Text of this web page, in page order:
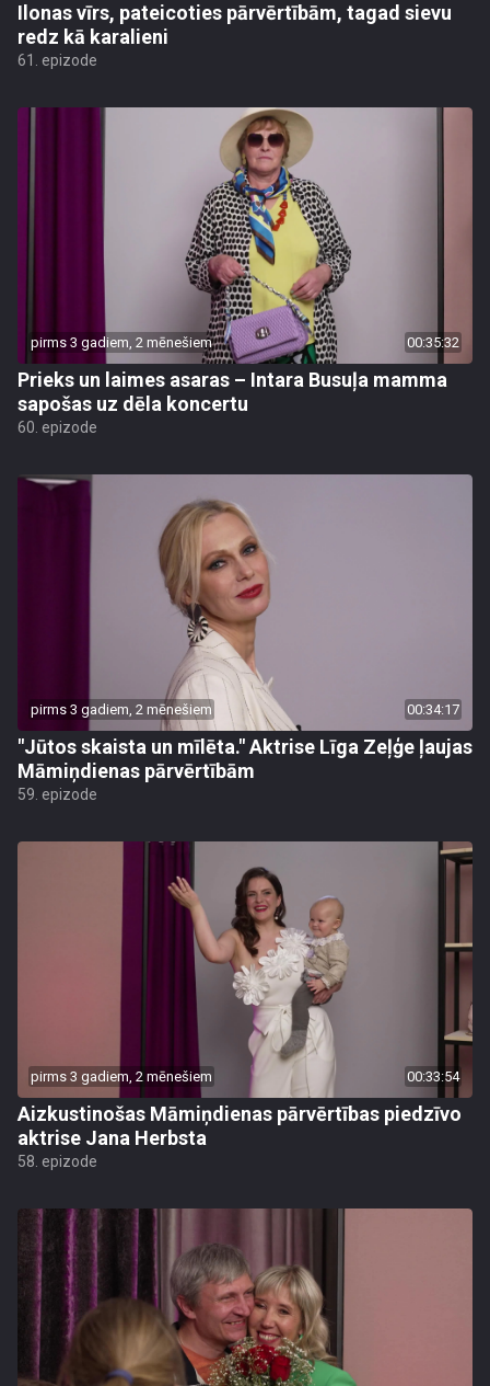
Ilonas vīrs, pateicoties pārvērtībām, tagad sievu
redz kā karalieni
61. epizode
pirms 3 gadiem, 2 mēnešiem 00:35:32
Prieks un laimes asaras – Intara Busuļa mamma
sapošas uz dēla koncertu
60. epizode
pirms 3 gadiem, 2 mēnešiem 00:34:17
"Jūtos skaista un mīlēta." Aktrise Līga Zeļģe ļaujas
Māmiņdienas pārvērtībām
59. epizode
pirms 3 gadiem, 2 mēnešiem 00:33:54
Aizkustinošas Māmiņdienas pārvērtības piedzīvo
aktrise Jana Herbsta
58. epizode